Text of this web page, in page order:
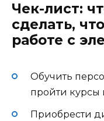
Чек-лист:
сделать,
работе с
Обучить
пройти курсы
Приобрести